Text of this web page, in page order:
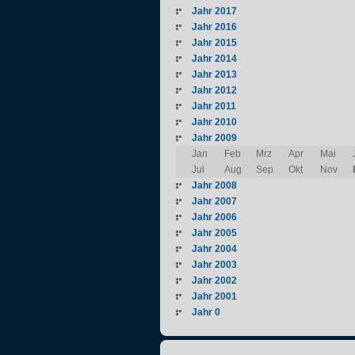
Jahr 2017
Jahr 2016
Jahr 2015
Jahr 2014
Jahr 2013
Jahr 2012
Jahr 2011
Jahr 2010
Jahr 2009
Jan
Feb Mrz Apr Mai
Jul
Aug Sep Okt Nov
Jahr 2008
Jahr 2007
Jahr 2006
Jahr 2005
Jahr 2004
Jahr 2003
Jahr 2002
Jahr 2001
Jahr 0